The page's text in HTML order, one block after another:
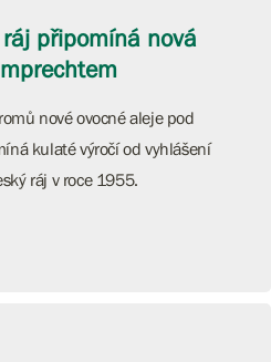
připomíná nová
nové ovocné aleje pod
kulaté výročí od vyhlášení
ráj v roce 1955.